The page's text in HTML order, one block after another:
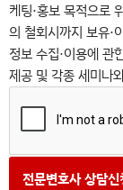
케팅·홍보 목적으로
의 철회시까지 보유·
정보 수집·이용에 관
제공 및 각종 세미나
전문변호사 상담신